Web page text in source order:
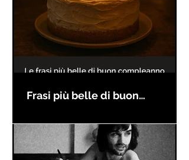
Frasi più belle di buon